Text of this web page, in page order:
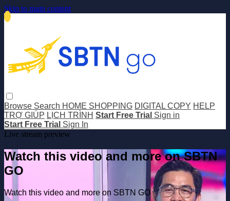
Skip to main content
Browse Search HOME SHOPPING DIGITAL COPY HELP
TRỢ GIÚP LỊCH TRÌNH Start Free Trial Sign in
Start Free Trial Sign In
Live stream preview
Watch this video and more on SBTN
GO
Watch this video and more on SBTN GO